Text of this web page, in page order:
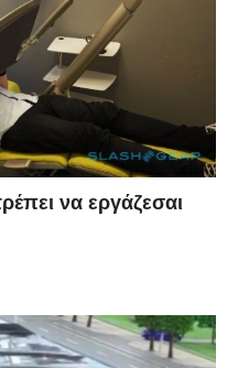
να εργάζεσαι